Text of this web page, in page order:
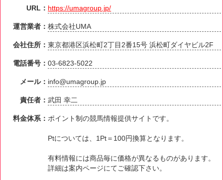
URL： https://umagroup.jp/
運営業者：株式会社UMA
会社住所：東京都港区浜松町2丁目2番15号 浜松町ダイヤビル2F
電話番号：03-6823-5022
メール： info@umagroup.jp
責任者：武田 幸二
料金体系： ポイント制の競馬情報提供サイトです。
Ptについては、1Pt＝100円換算となります。
有料情報には商品毎に価格が異なるものがあります。
詳細は案内ページにてご確認下さい。